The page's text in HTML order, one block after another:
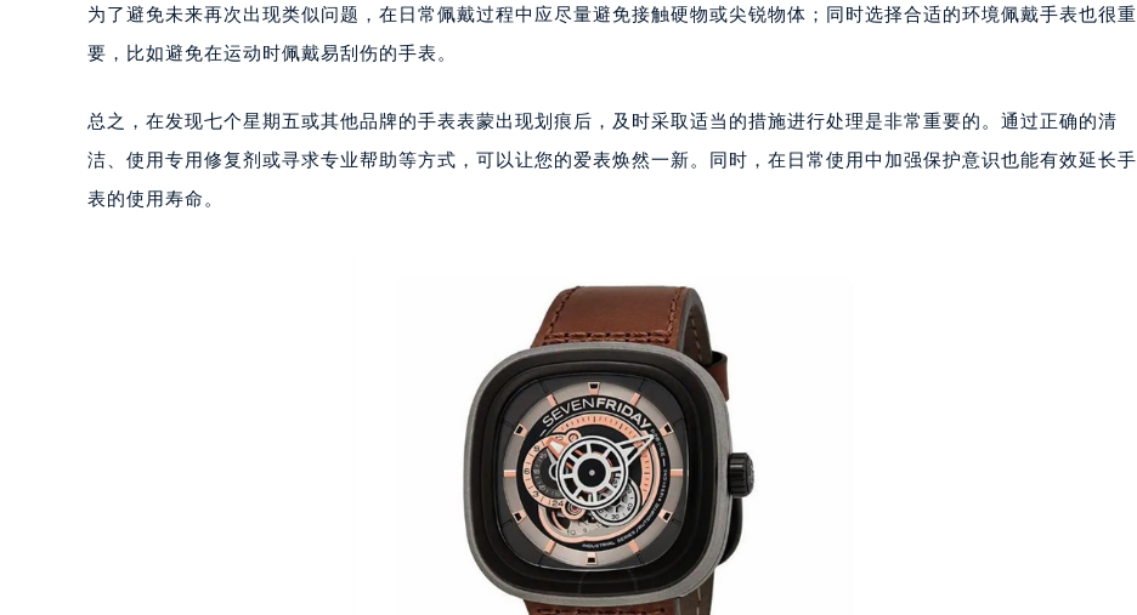
东莞市东城街道鸿福东路1号民盈国贸中心T1写字楼9层907室（需提前预约）
无锡市梁溪区人民中路139号恒隆广场写字楼1座11层1104室（需提前预约）
苏州市苏州工业园区星港街199号苏州中心办公楼C座22层08室（需提前预约）
武汉市江汉区解放大道686号世界贸易大厦38层09室（需提前预约）
青岛市南区山东路6号华润大厦B座22层04室（需提前预约）
烟台市芝罘区胜利路139号万达金融中心A座907室（需提前预约）
长春市朝阳区西安大路727号中银大厦A座(旺进大厦)18层09室（需提前预约）
贵阳市南明区都司高架桥路33号亨特国际金融中心14楼14D（需提前预约）
昆明市盘龙区北京路928号同德昆明广场写字楼10层06室（需提前预约）
石家庄市长安区中山东路39号勒泰中心写字楼B座13层07室（需提前预约）
西安市碑林区南关正街88号华侨城长安国际中心E座6楼10室（需提前预约）
海口市龙华区金贸东路5号海口华润大厦B座17层1707室（需提前预约）
唐山市路南区新华东道100号万达广场写字楼A座10层1002室（需提前预约）
台州市椒江区东海大道1800号腾达中心东1幢20楼2002室（需提前预约）
为了避免未来再次出现类似问题，在日常佩戴过程中应尽量避免接触硬物或尖锐物体；同时选择合适的环境佩戴手表也很重
要，比如避免在运动时佩戴易刮伤的手表。
总之，在发现七个星期五或其他品牌的手表表蒙出现划痕后，及时采取适当的措施进行处理是非常重要的。通过正确的清
洁、使用专用修复剂或寻求专业帮助等方式，可以让您的爱表焕然一新。同时，在日常使用中加强保护意识也能有效延长手
表的使用寿命。